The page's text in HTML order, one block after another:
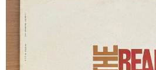
買取について
取り置きなどについて